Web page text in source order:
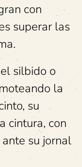
con
superar las
silbido o
la
su
cintura, con
su jornal